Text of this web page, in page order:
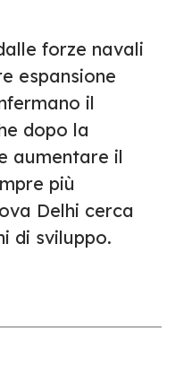
forze navali
espansione
il
dopo la
aumentare il
più
Delhi cerca
di sviluppo.